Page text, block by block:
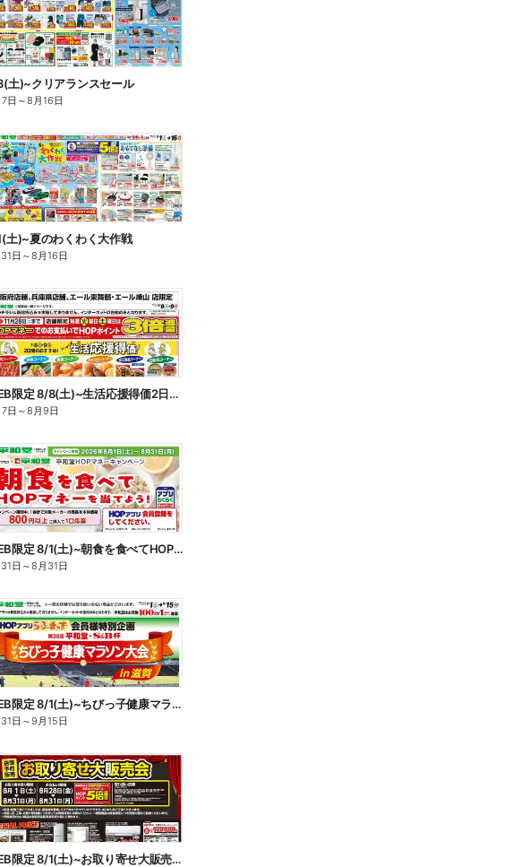
土)~クリアランスセール
日 ～8月16日
土)~夏のわくわく大作戦
日 ～8月16日
WEB限定 8/8(土)~生活応援得価2日間のおすすめ
日 ～8月9日
WEB限定 8/1(土)~朝食を食べてHOPマネーを当てよう
日 ～8月31日
WEB限定 8/1(土)~ちびっ子健康マラソン大会
日 ～9月15日
WEB限定 8/1(土)~お取り寄せ大販売会